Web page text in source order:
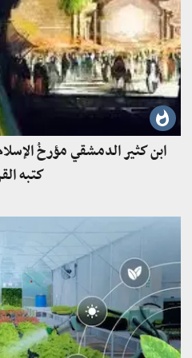
ابن كثير الدمشقي مؤرخُ
كتبه